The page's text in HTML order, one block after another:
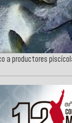
a productores